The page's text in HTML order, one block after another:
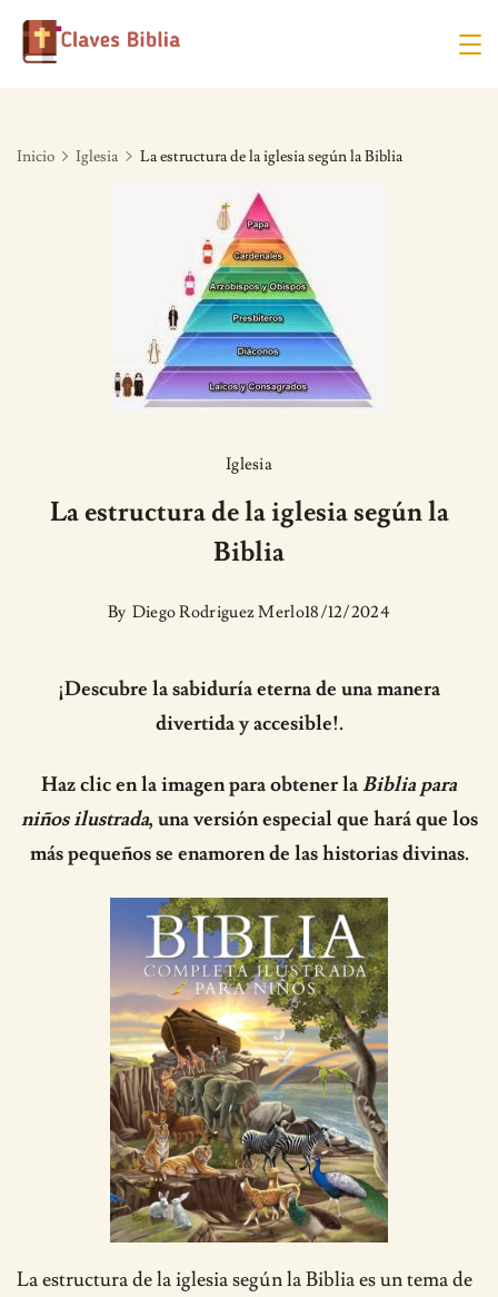
Skip
Inicio Iglesia La estructura de la iglesia según la Biblia
Iglesia
La estructura de la iglesia según la
Biblia
By Diego Rodriguez Merlo18/12/2024
¡Descubre la sabiduría eterna de una manera
divertida y accesible!.
Haz clic en la imagen para obtener laBiblia para
niños ilustrada, una versión especial que hará que los
más pequeños se enamoren de las historias divinas.
La estructura de la iglesia según la Biblia es un tema de